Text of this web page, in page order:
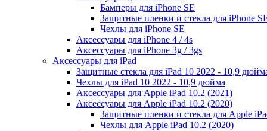
Бамперы для iPhone SE
Защитные пленки и стекла для iPhone
Чехлы для iPhone SE
Аксессуары для iPhone 4 / 4s
Аксессуары для iPhone 3g / 3gs
Аксессуары для iPad
Защитные стекла для iPad 10 2022 - 10,9
Чехлы для iPad 10 2022 - 10,9 дюйма
Аксессуары для Apple iPad 10.2 (2021)
Аксессуары для Apple iPad 10.2 (2020)
Защитные пленки и стекла для Apple
Чехлы для Apple iPad 10.2 (2020)